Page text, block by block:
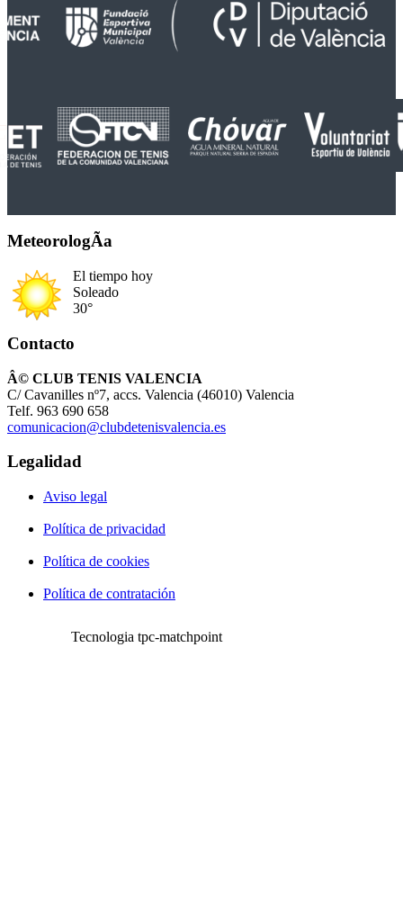
MeteorologÃ­a
El tiempo hoy
Soleado
30°
Contacto
Â© CLUB TENIS VALENCIA
C/ Cavanilles nº7, accs. Valencia (46010) Valencia
Telf. 963 690 658
comunicacion@clubdetenisvalencia.es
Legalidad
Aviso legal
Política de privacidad
Política de cookies
Política de contratación
Tecnologia tpc-matchpoint